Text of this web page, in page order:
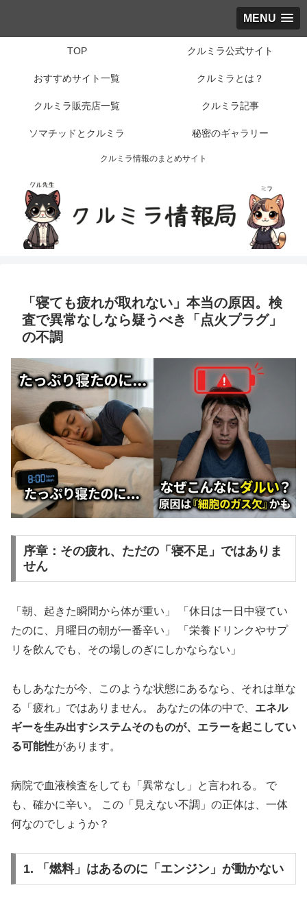
MENU
クルミラ情報のまとめサイト
TOP クルミラ公式サイト
おすすめサイト一覧 クルミラとは？
クルミラ販売店一覧 クルミラ記事
ソマチッドとクルミラ 秘密のギャラリー
「寝ても疲れが取れない」本当の原因。検
査で異常なしなら疑うべき「点火プラグ」
の不調
序章：その疲れ、ただの「寝不足」ではありま
せん
「朝、起きた瞬間から体が重い」 「休日は一日中寝てい
たのに、月曜日の朝が一番辛い」 「栄養ドリンクやサプ
リを飲んでも、その場しのぎにしかならない」
もしあなたが今、このような状態にあるなら、それは単な
る「疲れ」ではありません。 あなたの体の中で、 エネル
ギーを生み出すシステムそのものが、エラーを起こしてい
る可能性があります。
病院で血液検査をしても「異常なし」と言われる。 で
も、確かに辛い。 この「見えない不調」の正体は、一体
何なのでしょうか？
1. 「燃料」はあるのに「エンジン」が動かない